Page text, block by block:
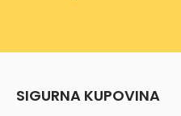
SIGURNA KUPOVINA